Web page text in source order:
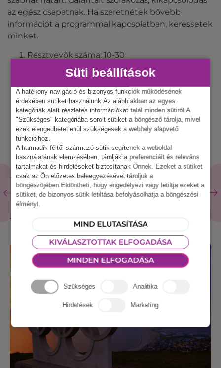
az egész csapatnak. Ha szeretnétek bővebb
információt a programmal kapcsolatban, keressetek
minket.
Résztvevők száma: 10-30
Program időtartama: 3-5 óra
Program helyszíne: kültér, vagy beltér
KAPCSOLÓDÓ
TERMÉKEK
ESZKÖZ
Süti beállítások
A hatékony navigáció és bizonyos funkciók működésének
érdekében sütiket használunk.Az alábbiakban az egyes
kategóriák alatt részletes információkat talál minden sütiről.A
"Szükséges" kategóriába sorolt sütiket a böngésző tárolja, mivel
ezek elengedhetetlenül szükségesek a webhely alapvető
funkcióihoz.
A harmadik féltől származó sütik segítenek a weboldal
használatának elemzésében, tárolják a preferenciáit és releváns
tartalmakat és hirdetéseket biztosítanak Önnek. Ezeket a sütiket
csak az Ön előzetes beleegyezésével tároljuk a
böngészőjében.Eldöntheti, hogy engedélyezi vagy letiltja ezeket a
sütiket, de bizonyos sütik letiltása befolyásolhatja a böngészési
élményt.
MIND ELUTASÍTÁSA
KIVÁLASZTOTTAK ELFOGADÁSA
MINDEN ELFOGADÁSA
Szükséges Analitika
Hirdetések Marketing